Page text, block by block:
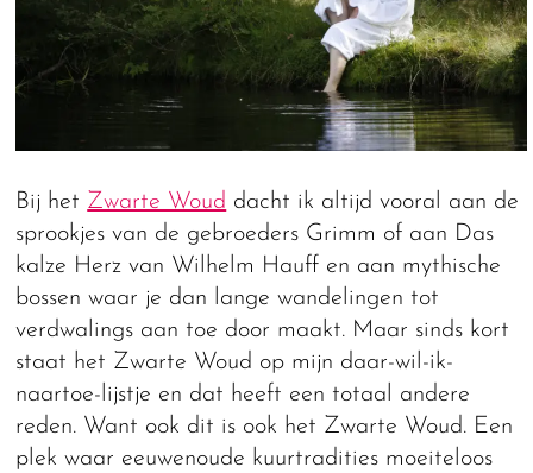
Bij het Zwarte Woud dacht ik altijd vooral aan de
sprookjes van de gebroeders Grimm of aan Das
kalze Herz van Wilhelm Hauff en aan mythische
bossen waar je dan lange wandelingen tot
verdwalings aan toe door maakt. Maar sinds kort
staat het Zwarte Woud op mijn daar-wil-ik-
naartoe-lijstje en dat heeft een totaal andere
reden. Want ook dit is ook het Zwarte Woud. Een
plek waar eeuwenoude kuurtradities moeiteloos